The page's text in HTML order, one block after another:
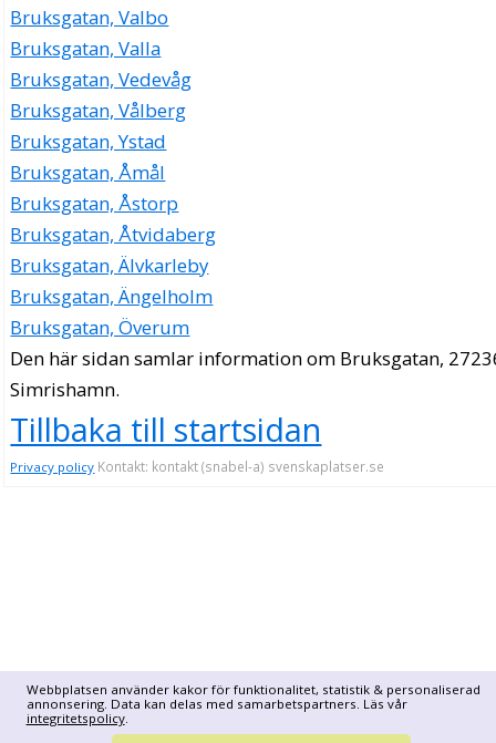
Webbplatsen använder kakor för funktionalitet, statistik & personaliserad
annonsering. Data kan delas med samarbetspartners. Läs vår
integritetspolicy.
Bruksgatan, Valbo
Bruksgatan, Valla
Bruksgatan, Vedevåg
Bruksgatan, Vålberg
Bruksgatan, Ystad
Bruksgatan, Åmål
Bruksgatan, Åstorp
Bruksgatan, Åtvidaberg
Bruksgatan, Älvkarleby
Bruksgatan, Ängelholm
Bruksgatan, Överum
Den här sidan samlar information om Bruksgatan,
Simrishamn.
Tillbaka till startsidan
Privacy policy Kontakt: kontakt (snabel-a) svenskaplatser.se